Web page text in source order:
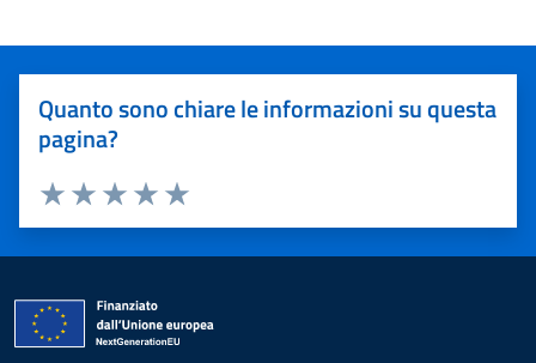
Quanto sono chiare le informazioni su questa
pagina?
Valuta 5 stelle su 5
Valuta 4 stelle su 5
Valuta 3 stelle su 5
Valuta 2 stelle su 5
Valuta 1 stelle su 5